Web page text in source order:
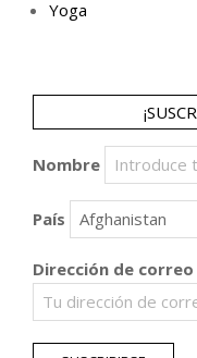
Yoga
Nombre
País
Dirección de